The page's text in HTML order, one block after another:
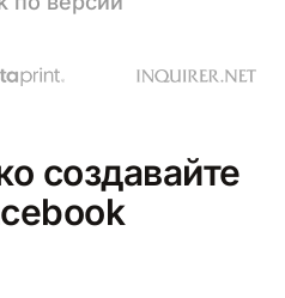
создавайте